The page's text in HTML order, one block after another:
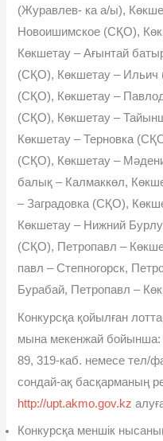
(Журавлев- ка а/ы),
Новоишимское (СҚО),
Көкшетау – Ағынтай
(СҚО), Көкшетау – Ильич
(СҚО), Көкшетау –
(СҚО), Көкшетау –
Көкшетау – Терновка
(СҚО), Көкшетау –
балық – Калмаккөл,
– Заградовка (СҚО),
Көкшетау – Нижний
(СҚО), Петропавл –
павл – Степногорск,
Бурабай, Петропавл –
Конкурсқа қойылған
мына мекенжай бойынша:
89, 319-каб. немесе тел/
сондай-ақ басқарма­ның
http://upt.akmo.gov.kz
Конкурсқа меншік